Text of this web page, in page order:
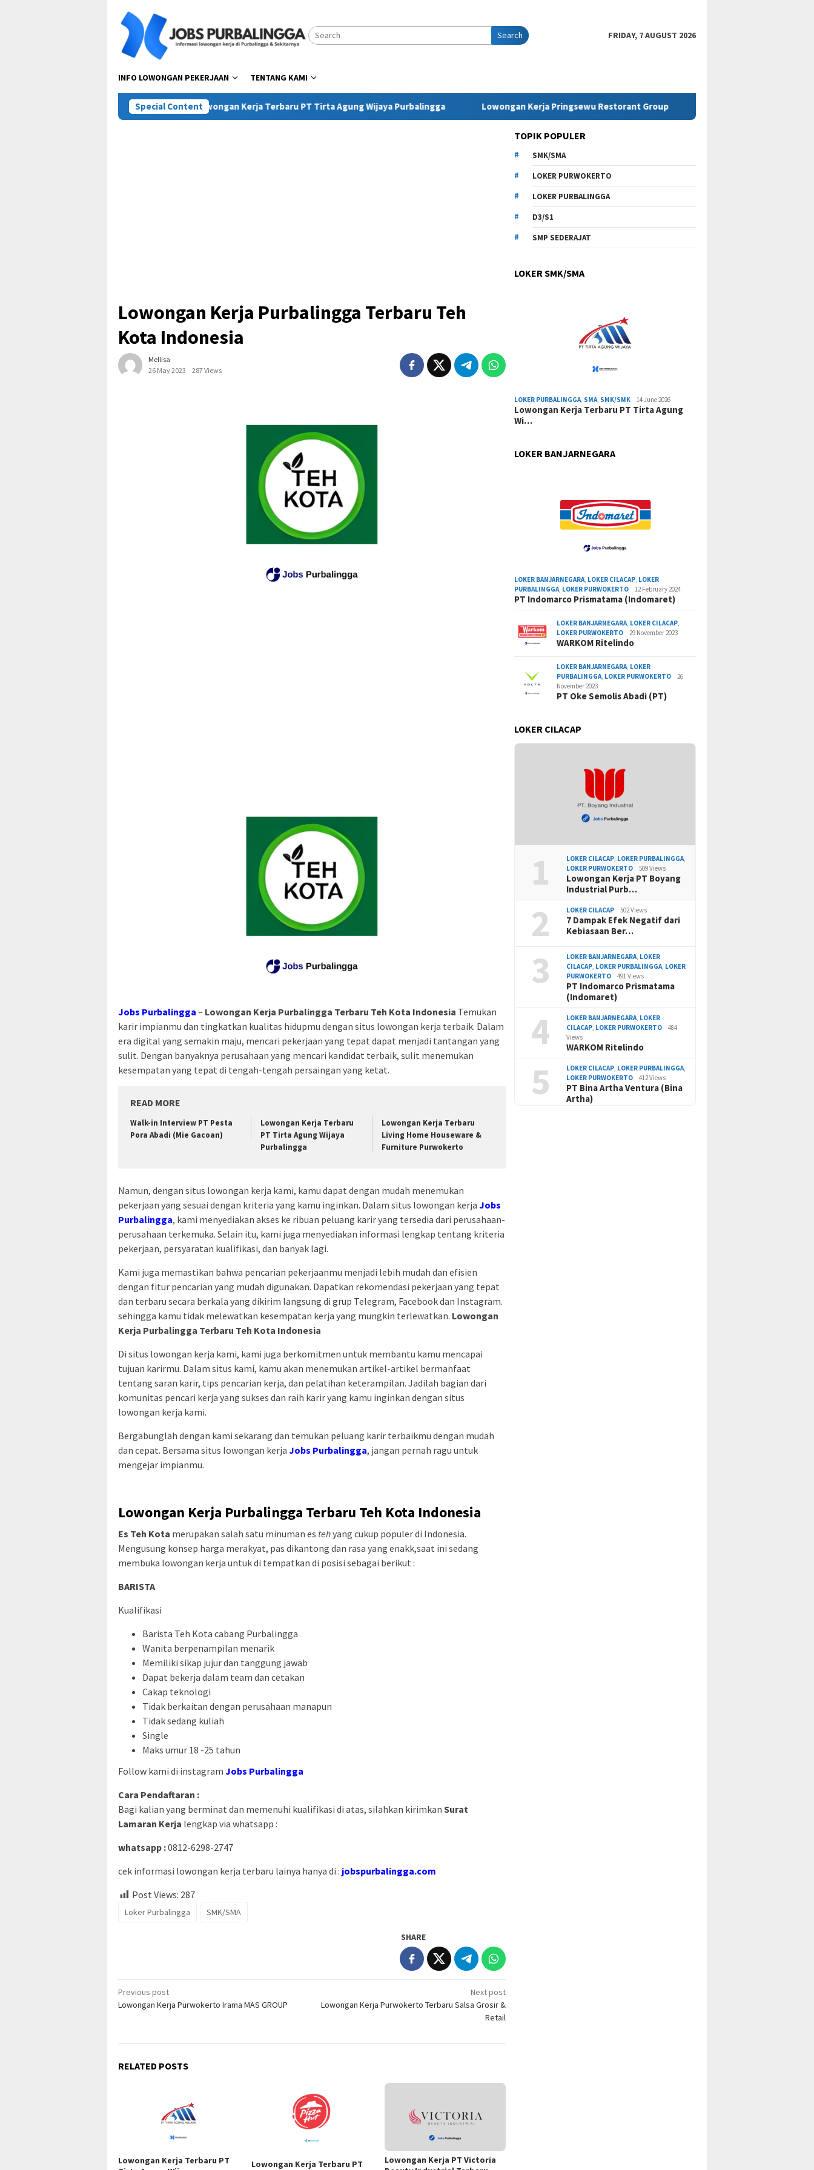
content
Search FRIDAY, 7 AUGUST 2026
INFO LOWONGAN PEKERJAAN TENTANG KAMI
Special Content
Lowongan Kerja Terbaru PT Tirta Agung Wijaya Purbalingga Lowongan Kerja Pringsewu Restorant Group Lowongan Kerja SMK Telkom
Lowongan Kerja Purbalingga Terbaru Teh
Kota Indonesia
Mellisa
26 May 2023
287 Views
Jobs Purbalingga – Lowongan Kerja Purbalingga Terbaru Teh Kota Indonesia Temukan
karir impianmu dan tingkatkan kualitas hidupmu dengan situs lowongan kerja terbaik. Dalam
era digital yang semakin maju, mencari pekerjaan yang tepat dapat menjadi tantangan yang
sulit. Dengan banyaknya perusahaan yang mencari kandidat terbaik, sulit menemukan
kesempatan yang tepat di tengah-tengah persaingan yang ketat.
READ MORE
Walk-in Interview PT Pesta
Pora Abadi (Mie Gacoan)
Lowongan Kerja Terbaru
PT Tirta Agung Wijaya
Purbalingga
Lowongan Kerja Terbaru
Living Home Houseware &
Furniture Purwokerto
Namun, dengan situs lowongan kerja kami, kamu dapat dengan mudah menemukan
pekerjaan yang sesuai dengan kriteria yang kamu inginkan. Dalam situs lowongan kerja Jobs
Purbalingga, kami menyediakan akses ke ribuan peluang karir yang tersedia dari perusahaan-
perusahaan terkemuka. Selain itu, kami juga menyediakan informasi lengkap tentang kriteria
pekerjaan, persyaratan kualifikasi, dan banyak lagi.
Kami juga memastikan bahwa pencarian pekerjaanmu menjadi lebih mudah dan efisien
dengan fitur pencarian yang mudah digunakan. Dapatkan rekomendasi pekerjaan yang tepat
dan terbaru secara berkala yang dikirim langsung di grup Telegram, Facebook dan Instagram.
sehingga kamu tidak melewatkan kesempatan kerja yang mungkin terlewatkan. Lowongan
Kerja Purbalingga Terbaru Teh Kota Indonesia
Di situs lowongan kerja kami, kami juga berkomitmen untuk membantu kamu mencapai
tujuan karirmu. Dalam situs kami, kamu akan menemukan artikel-artikel bermanfaat
tentang saran karir, tips pencarian kerja, dan pelatihan keterampilan. Jadilah bagian dari
komunitas pencari kerja yang sukses dan raih karir yang kamu inginkan dengan situs
lowongan kerja kami.
Bergabunglah dengan kami sekarang dan temukan peluang karir terbaikmu dengan mudah
dan cepat. Bersama situs lowongan kerja Jobs Purbalingga, jangan pernah ragu untuk
mengejar impianmu.
Lowongan Kerja Purbalingga Terbaru Teh Kota Indonesia
Es Teh Kota merupakan salah satu minuman es tehyang cukup populer di Indonesia.
Mengusung konsep harga merakyat, pas dikantong dan rasa yang enakk,saat ini sedang
membuka lowongan kerja untuk di tempatkan di posisi sebagai berikut :
BARISTA
Kualifikasi
Barista Teh Kota cabang Purbalingga
Wanita berpenampilan menarik
Memiliki sikap jujur dan tanggung jawab
Dapat bekerja dalam team dan cetakan
Cakap teknologi
Tidak berkaitan dengan perusahaan manapun
Tidak sedang kuliah
Single
Maks umur 18 -25 tahun
Follow kami di instagram Jobs Purbalingga
Cara Pendaftaran :
Bagi kalian yang berminat dan memenuhi kualifikasi di atas, silahkan kirimkan Surat
Lamaran Kerja lengkap via whatsapp :
whatsapp :0812-6298-2747
cek informasi lowongan kerja terbaru lainya hanya di : jobspurbalingga.com
Post Views: 287
Loker Purbalingga SMK/SMA
SHARE
Post
navigation
Previous post
Lowongan Kerja Purwokerto Irama MAS GROUP
Next post
Lowongan Kerja Purwokerto Terbaru Salsa Grosir &
Retail
RELATED POSTS
Lowongan Kerja Terbaru PT
Lowongan Kerja Terbaru PT
Lowongan Kerja PT Victoria
TOPIK POPULER
SMK/SMA
LOKER PURWOKERTO
LOKER PURBALINGGA
D3/S1
SMP SEDERAJAT
LOKER SMK/SMA
LOKER PURBALINGGA SMA SMK/SMK 14 June 2026
Lowongan Kerja Terbaru PT Tirta Agung
Wi…
LOKER BANJARNEGARA
LOKER BANJARNEGARA LOKER CILACAP LOKER
PURBALINGGA LOKER PURWOKERTO 12 February 2024
PT Indomarco Prismatama (Indomaret)
LOKER BANJARNEGARA LOKER CILACAP
LOKER PURWOKERTO
29 November 2023
WARKOM Ritelindo
LOKER BANJARNEGARA LOKER
PURBALINGGA LOKER PURWOKERTO
26
November 2023
PT Oke Semolis Abadi (PT)
LOKER CILACAP
1 LOKER CILACAP, LOKER PURBALINGGA,
LOKER PURWOKERTO
509 Views
Lowongan Kerja PT Boyang
Industrial Purb…
2 LOKER CILACAP 502 Views
7 Dampak Efek Negatif dari
Kebiasaan Ber…
3 LOKER BANJARNEGARA, LOKER
CILACAP, LOKER PURBALINGGA, LOKER
PURWOKERTO
491 Views
PT Indomarco Prismatama
(Indomaret)
4 LOKER BANJARNEGARA, LOKER
CILACAP, LOKER PURWOKERTO
484
Views
WARKOM Ritelindo
5 LOKER CILACAP, LOKER PURBALINGGA,
LOKER PURWOKERTO
412 Views
PT Bina Artha Ventura (Bina
Artha)